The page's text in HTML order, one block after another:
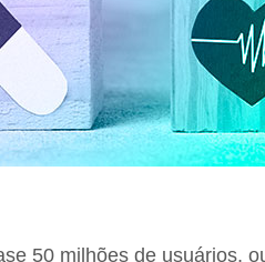
50 milhões de usuários,